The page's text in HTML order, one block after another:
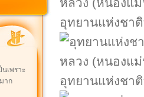
เพราะ
าก
อุทยานแห่งชา
อุทยานแห่งชา